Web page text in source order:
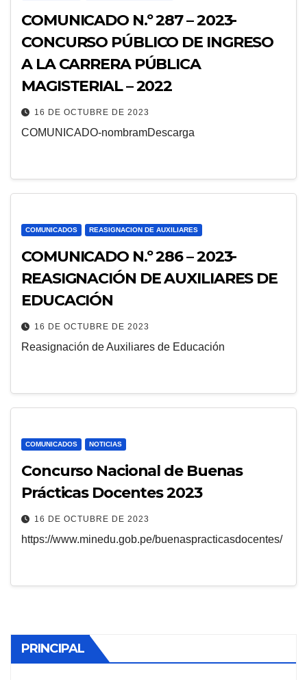
COMUNICADO N.º 287 – 2023-
CONCURSO PÚBLICO DE INGRESO
A LA CARRERA PÚBLICA
MAGISTERIAL – 2022
16 DE OCTUBRE DE 2023
COMUNICADO-nombramDescarga
COMUNICADOS REASIGNACION DE AUXILIARES
COMUNICADO N.º 286 – 2023-
REASIGNACIÓN DE AUXILIARES DE
EDUCACIÓN
16 DE OCTUBRE DE 2023
Reasignación de Auxiliares de Educación
COMUNICADOS NOTICIAS
Concurso Nacional de Buenas
Prácticas Docentes 2023
16 DE OCTUBRE DE 2023
https://www.minedu.gob.pe/buenaspracticasdocentes/
PRINCIPAL